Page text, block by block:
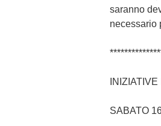
saranno
necessario
SABATO